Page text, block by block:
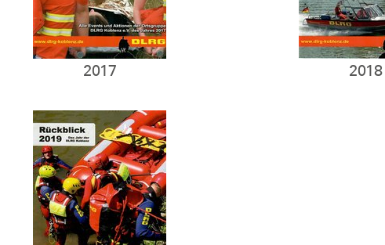
2017 2018